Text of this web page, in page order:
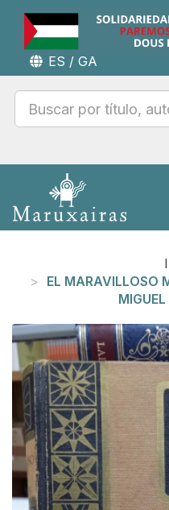
ES / GA
EL MARAVILLOSO